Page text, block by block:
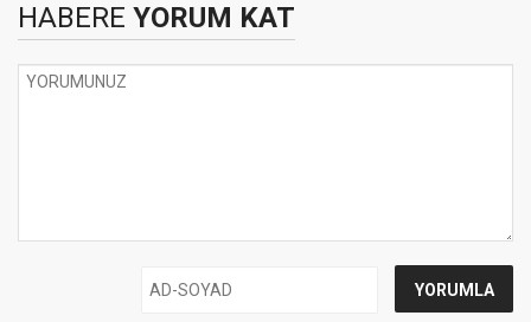
HABERE YORUM KAT